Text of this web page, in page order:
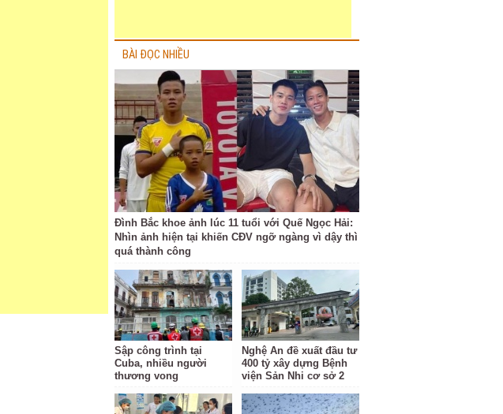
BÀI ĐỌC NHIỀU
Đình Bắc khoe ảnh lúc 11 tuổi với Quế Ngọc Hải:
Nhìn ảnh hiện tại khiến CĐV ngỡ ngàng vì dậy thì
quá thành công
Sập công trình tại
Cuba, nhiều người
thương vong
Nghệ An đề xuất đầu tư
400 tỷ xây dựng Bệnh
viện Sản Nhi cơ sở 2